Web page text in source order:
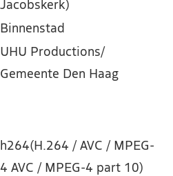
Jacobskerk)
Binnenstad
UHU Productions/
Gemeente Den Haag
h264(H.264 / AVC / MPEG-
4 AVC / MPEG-4 part 10)